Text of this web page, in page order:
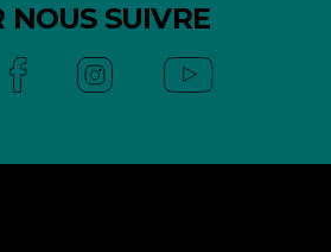
NOUS SUIVRE